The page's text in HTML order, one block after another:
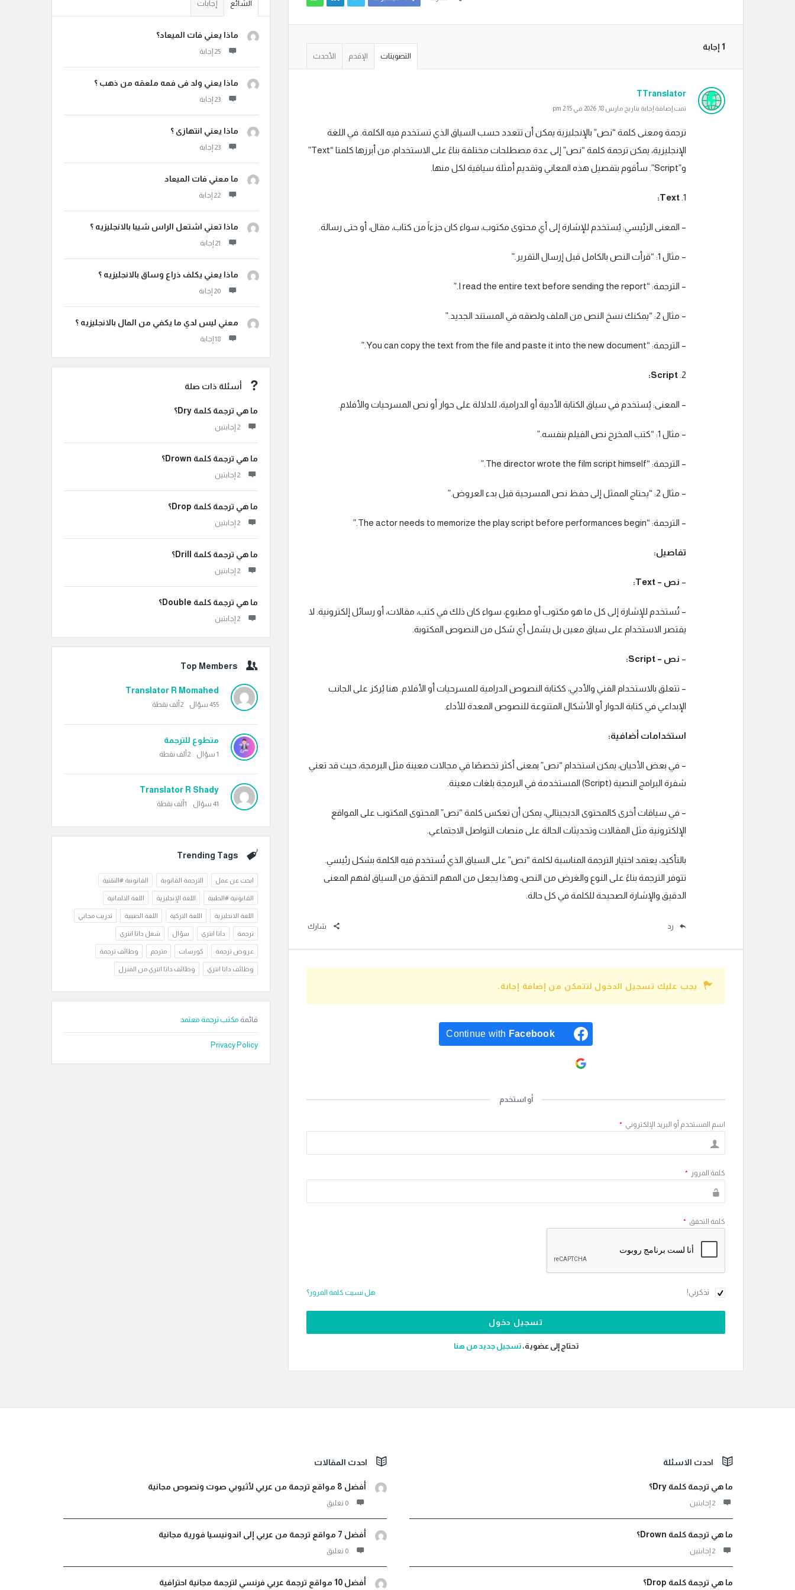
‫1 إجابة
التصويتات الإقدم الأحدث
TTranslator
تمت إضافة إجابة بتاريخ مارس 18, 2026 في 2:15 pm
ترجمة ومعنى كلمة “نص” بالإنجليزية يمكن أن تتعدد حسب السياق الذي تستخدم فيه الكلمة. في اللغة
الإنجليزية، يمكن ترجمة كلمة “نص” إلى عدة مصطلحات مختلفة بناءً على الاستخدام، من أبرزها كلمتا “Text”
و”Script”. سأقوم بتفصيل هذه المعاني وتقديم أمثلة سياقية لكل منها.
1.
Text:
– المعنى الرئيسي: يُستخدم للإشارة إلى أي محتوى مكتوب، سواء كان جزءاً من كتاب، مقال، أو حتى رسالة.
– مثال 1: “قرأت النص بالكامل قبل إرسال التقرير.”
– الترجمة: “I read the entire text before sending the report.”
– مثال 2: “يمكنك نسخ النص من الملف ولصقه في المستند الجديد.”
– الترجمة: “You can copy the text from the file and paste it into the new document.”
2.
Script:
– المعنى: يُستخدم في سياق الكتابة الأدبية أو الدرامية، للدلالة على حوار أو نص المسرحيات والأفلام.
– مثال 1: “كتب المخرج نص الفيلم بنفسه.”
– الترجمة: “The director wrote the film script himself.”
– مثال 2: “يحتاج الممثل إلى حفظ نص المسرحية قبل بدء العروض.”
– الترجمة: “The actor needs to memorize the play script before performances begin.”
تفاصيل:
– نص – Text:
– تُستخدم للإشارة إلى كل ما هو مكتوب أو مطبوع، سواء كان ذلك في كتب، مقالات، أو رسائل إلكترونية. لا
يقتصر الاستخدام على سياق معين بل يشمل أي شكل من النصوص المكتوبة.
– نص – Script:
– تتعلق بالاستخدام الفني والأدبي، ككتابة النصوص الدرامية للمسرحيات أو الأفلام. هنا يُركز على الجانب
الإبداعي في كتابة الحوار أو الأشكال المتنوعة للنصوص المعدة للأداء.
استخدامات أضافية:
– في بعض الأحيان، يمكن استخدام “نص” بمعنى أكثر تخصصًا في مجالات معينة مثل البرمجة، حيث قد تعني
شفرة البرامج النصية (Script) المستخدمة في البرمجة بلغات معينة.
– في سياقات أخرى كالمحتوى الديجيتالي، يمكن أن تعكس كلمة “نص” المحتوى المكتوب على المواقع
الإلكترونية مثل المقالات وتحديثات الحالة على منصات التواصل الاجتماعي.
بالتأكيد، يعتمد اختيار الترجمة المناسبة لكلمة “نص” على السياق الذي تُستخدم فيه الكلمة بشكل رئيسي.
تتوفر الترجمة بناءً على النوع والغرض من النص، وهذا يجعل من المهم التحقق من السياق لفهم المعنى
الدقيق والإشارة الصحيحة للكلمة في كل حالة.
رد شارك
يجب عليك تسجيل الدخول لتتمكن من إضافة إجابة.
Continue with Facebook
أو استخدم
اسم المستخدم أو البريد الإلكتروني *
كلمة المرور *
كلمة التحقق *
تذكرني! هل نسيت كلمة المرور؟
تحتاج إلى عضوية،‫تسجيل جديد من هنا
الشائع إجابات
ماذا يعني فات الميعاد؟
‏‫25 إجابة
ماذا يعني ولد فى فمه ملعقه من ذهب ؟
‏‫23 إجابة
ماذا يعني انتهازى ؟
‏‫23 إجابة
ما معني فات الميعاد
‏‫22 إجابة
ماذا تعني اشتعل الراس شيبا بالانجليزيه ؟
ماذا يعني يكلف ذراع وساق بالانجليزيه ؟
‏‫20 إجابة
معني ليس لدي ما يكفي من المال بالانجليزيه ؟
‏‫18 إجابة
أسئلة ذات صلة
ما هي ترجمة كلمة Dry؟
‫2 إجابتين
ما هي ترجمة كلمة Drown؟
‫2 إجابتين
ما هي ترجمة كلمة Drop؟
‫2 إجابتين
ما هي ترجمة كلمة Drill؟
‫2 إجابتين
ما هي ترجمة كلمة Double؟
‫2 إجابتين
Top Members
Translator R Momahed
455 سؤال 2ألف نقطة
متطوع للترجمة
1 سؤال 2ألف نقطة
Translator R Shady
41 سؤال 1ألف نقطة
Trending Tags
ابحث عن عمل الترجمة القانوية القانونية #التقنية
القانونية #الطبية اللغة الإنجليزية اللغة الالمانية
اللغة الانجليزية اللغة التركية اللغة الصينية تدريب مجاني
ترجمة داتا انتري سؤال شغل داتا انتري
عروض ترجمة كورسات مترجم وظائف ترجمة
وظائف داتا انتري وظائف داتا انتري من المنزل
قائمة مكتب ترجمة معتمد
Privacy Policy
الفوتراحدث الاسئلة
ما هي ترجمة كلمة Dry؟
‫2 إجابتين
ما هي ترجمة كلمة Drown؟
‫2 إجابتين
ما هي ترجمة كلمة Drop؟
احدث المقالات
أفضل 8 مواقع ترجمة من عربي لأثيوبي صوت ونصوص مجانية
‫0 تعليق
أفضل 7 مواقع ترجمة من عربي إلى اندونيسيا فورية مجانية
‫0 تعليق
أفضل 10 مواقع ترجمة عربي فرنسي لترجمة مجانية احترافية